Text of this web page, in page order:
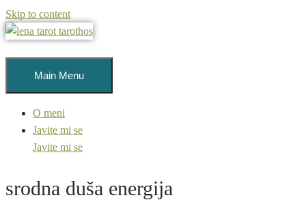
Skip to content
Main Menu
O meni
Javite mi se
Javite mi se
srodna duša energija